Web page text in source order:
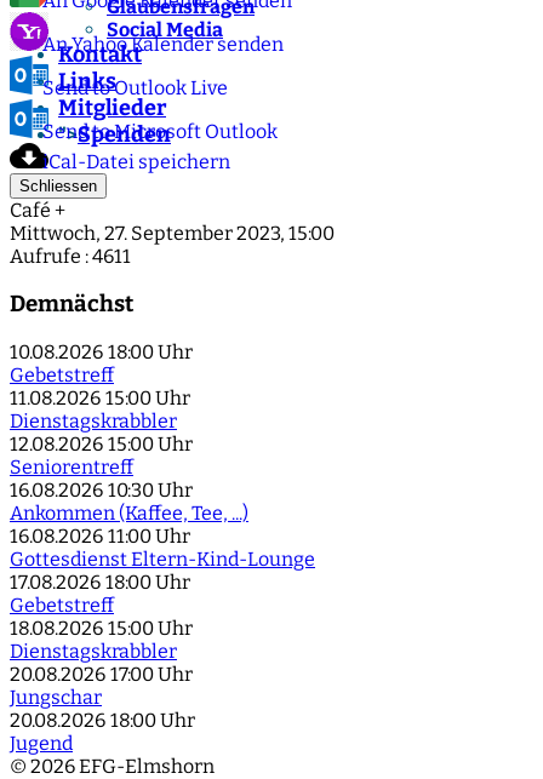
Glaubensfragen
Social Media
Kontakt
Links
Mitglieder
">Spenden
An Yahoo Kalender senden
Send to Outlook Live
Send to Microsoft Outlook
iCal-Datei speichern
Schliessen
Café +
Mittwoch, 27. September 2023, 15:00
Aufrufe : 4611
Demnächst
10.08.2026 18:00 Uhr
Gebetstreff
11.08.2026 15:00 Uhr
Dienstagskrabbler
12.08.2026 15:00 Uhr
Seniorentreff
16.08.2026 10:30 Uhr
Ankommen (Kaffee, Tee, ...)
16.08.2026 11:00 Uhr
Gottesdienst Eltern-Kind-Lounge
17.08.2026 18:00 Uhr
Gebetstreff
18.08.2026 15:00 Uhr
Dienstagskrabbler
20.08.2026 17:00 Uhr
Jungschar
20.08.2026 18:00 Uhr
Jugend
© 2026 EFG-Elmshorn